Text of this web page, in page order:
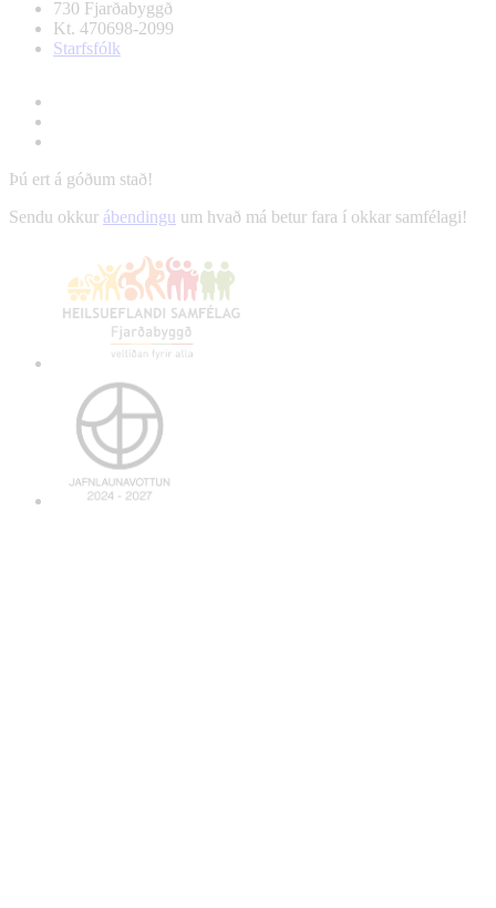
730 Fjarðabyggð
Kt. 470698-2099
Starfsfólk
Þú ert á góðum stað!
Sendu okkur ábendingu um hvað má betur fara í okkar samfélagi!